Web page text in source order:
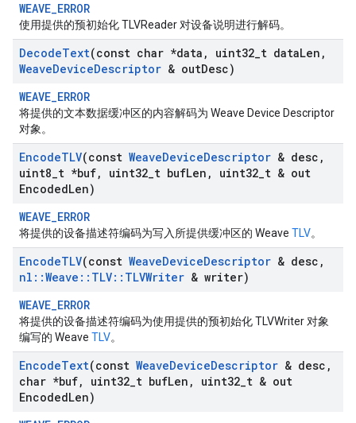
WEAVE_ERROR
使用提供的预初始化 TLVReader 对设备说明进行解码。
DecodeText(const char *data , uint32 t dataLen ,
WeaveDeviceDescriptor & outDesc)
WEAVE_ERROR
将提供的文本数据缓冲区的内容解码为 Weave Device Descriptor
对象。
EncodeTLV(const WeaveDeviceDescriptor & desc ,
uint8 t *buf, uint32 t bufLen , uint32 t & out
EncodedLen)
WEAVE_ERROR
将提供的设备描述符编码为写入所提供缓冲区的 Weave TLV。
EncodeTLV(const WeaveDeviceDescriptor & desc ,
nl ::Weave :: TLV:: TLVWriter & writer)
WEAVE_ERROR
将提供的设备描述符编码为使用提供的预初始化 TLVWriter 对象
编写的 Weave TLV。
EncodeText(const WeaveDeviceDescriptor & desc ,
char *buf, uint32 t bufLen , uint32 t & out
EncodedLen)